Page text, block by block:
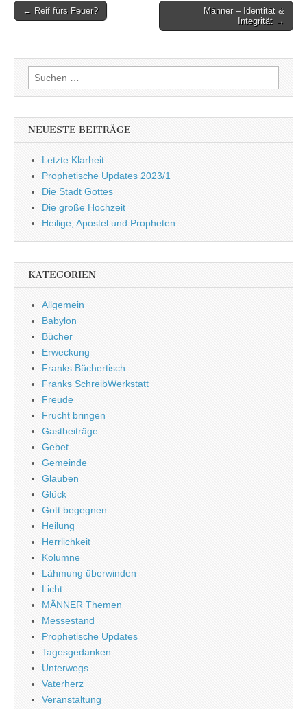
Post
← Reif fürs Feuer?
Männer – Identität &
Integrität →
Suchen
nach:
NEUESTE BEITRÄGE
Letzte Klarheit
Prophetische Updates 2023/1
Die Stadt Gottes
Die große Hochzeit
Heilige, Apostel und Propheten
KATEGORIEN
Allgemein
Babylon
Bücher
Erweckung
Franks Büchertisch
Franks SchreibWerkstatt
Freude
Frucht bringen
Gastbeiträge
Gebet
Gemeinde
Glauben
Glück
Gott begegnen
Heilung
Herrlichkeit
Kolumne
Lähmung überwinden
Licht
MÄNNER Themen
Messestand
Prophetische Updates
Tagesgedanken
Unterwegs
Vaterherz
Veranstaltung